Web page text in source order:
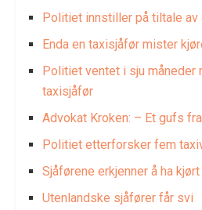
Politiet innstiller på tiltale
Enda en taxisjåfør mister
Politiet ventet i sju måneder
taxisjåfør
Advokat Kroken: – Et gufs
Politiet etterforsker fem
Sjåførene erkjenner å ha
Utenlandske sjåfører får svi